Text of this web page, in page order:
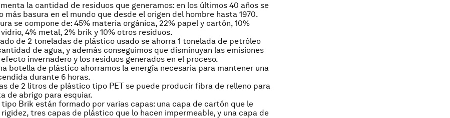
la cantidad de residuos que generamos: en los últimos 40 años se
más basura en el mundo que desde el origen del hombre hasta 1970.
se compone de: 45% materia orgánica, 22% papel y cartón, 10%
4% metal, 2% brik y 10% otros residuos.
de 2 toneladas de plástico usado se ahorra 1 tonelada de petróleo
de agua, y además conseguimos que disminuyan las emisiones
invernadero y los residuos generados en el proceso.
botella de plástico ahorramos la energía necesaria para mantener una
durante 6 horas.
de 2 litros de plástico tipo PET se puede producir fibra de relleno para
de abrigo para esquiar.
tipo Brik están formado por varias capas: una capa de cartón que le
tres capas de plástico que lo hacen impermeable, y una capa de